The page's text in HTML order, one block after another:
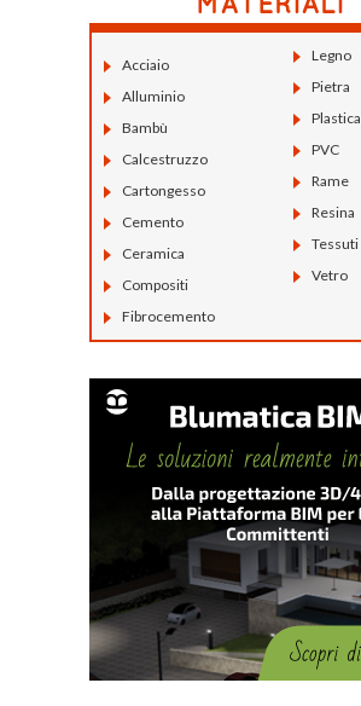
Acciaio
Alluminio
Bambù
Calcestruzzo
Cartongesso
Cemento
Ceramica
Compositi
Fibrocemento
Legno
Pietra
Plastica
PVC
Rame
Resina
Tessuti
Vetro